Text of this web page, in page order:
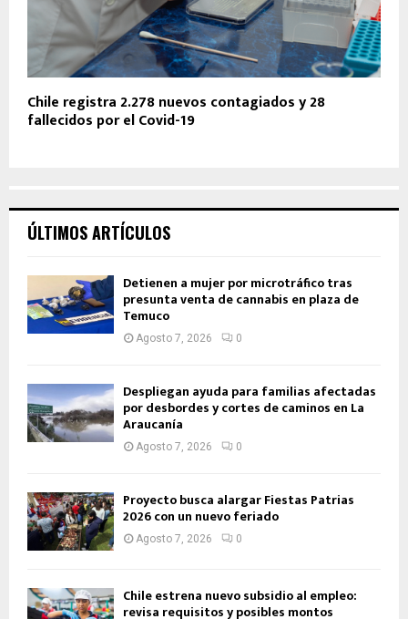
Chile registra 2.278 nuevos contagiados y 28
fallecidos por el Covid-19
ÚLTIMOS ARTÍCULOS
Detienen a mujer por microtráfico tras
presunta venta de cannabis en plaza de
Temuco
Agosto 7, 2026 0
Despliegan ayuda para familias afectadas
por desbordes y cortes de caminos en La
Araucanía
Agosto 7, 2026 0
Proyecto busca alargar Fiestas Patrias
2026 con un nuevo feriado
Agosto 7, 2026 0
Chile estrena nuevo subsidio al empleo:
revisa requisitos y posibles montos